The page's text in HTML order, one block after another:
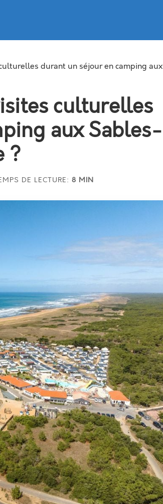
durant un séjour en camping aux
culturelles
aux Sables-
?
DE LECTURE: 8 MIN